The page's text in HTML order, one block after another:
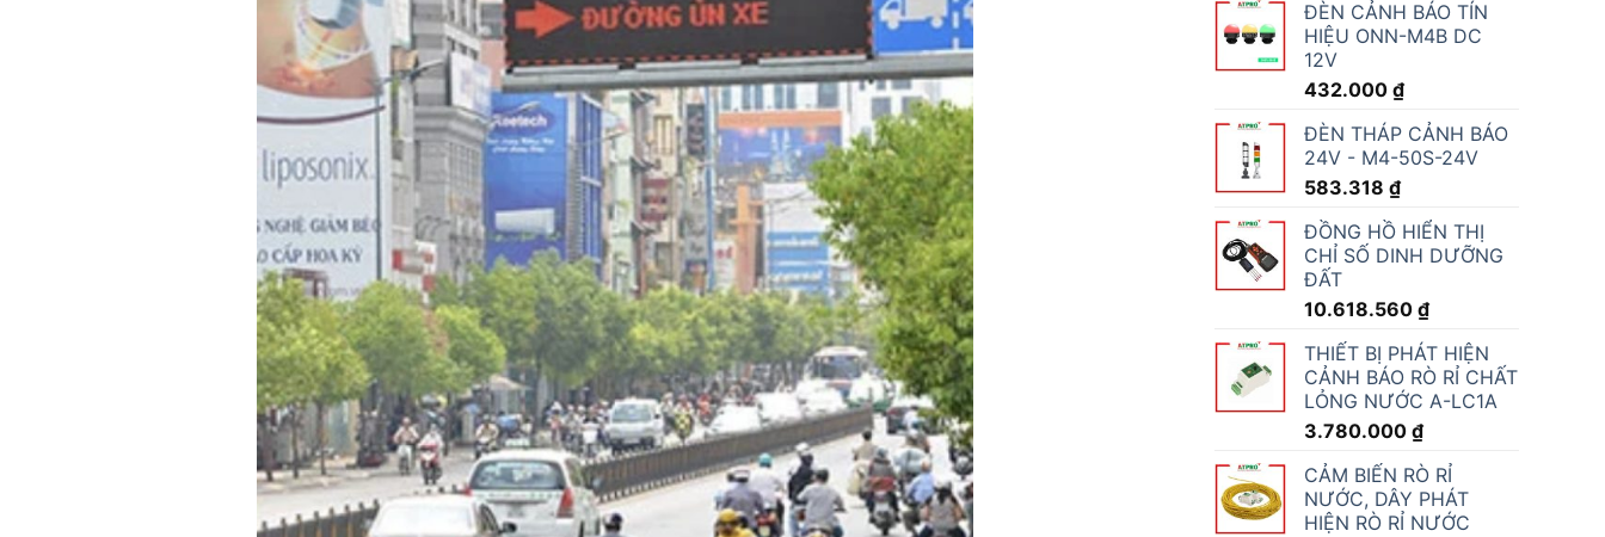
ĐÈN CẢNH BÁO TÍN
HIỆU ONN-M4B DC
12V
432.000 ₫
ĐÈN THÁP CẢNH BÁO
24V - M4-50S-24V
583.318 ₫
ĐỒNG HỒ HIỂN THỊ
CHỈ SỐ DINH DƯỠNG
ĐẤT
10.618.560 ₫
THIẾT BỊ PHÁT HIỆN
CẢNH BÁO RÒ RỈ CHẤT
LỎNG NƯỚC A-LC1A
3.780.000 ₫
CẢM BIẾN RÒ RỈ
NƯỚC, DÂY PHÁT
HIỆN RÒ RỈ NƯỚC